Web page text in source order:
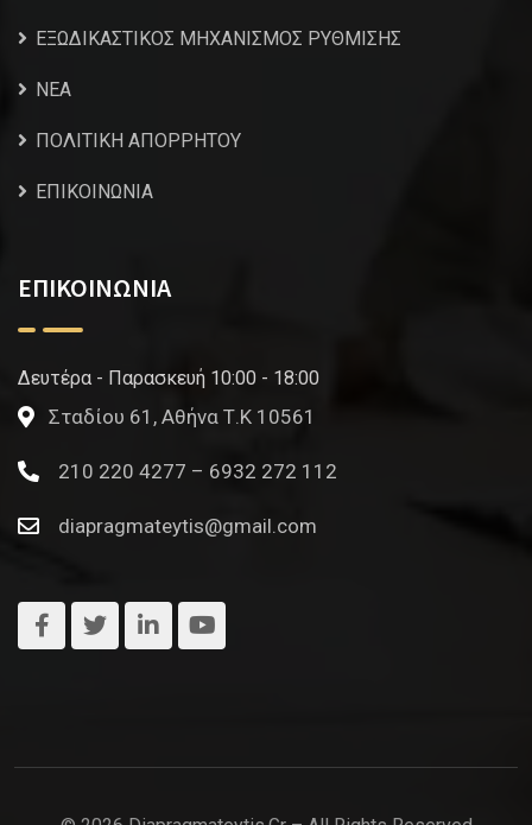
ΕΞΩΔΙΚΑΣΤΙΚΟΣ ΜΗΧΑΝΙΣΜΟΣ ΡΥΘΜΙΣΗΣ
NEA
ΠΟΛΙΤΙΚΗ ΑΠΟΡΡΗΤΟΥ
ΕΠΙΚΟΙΝΩΝΙΑ
ΕΠΙΚΟΙΝΩΝΙΑ
Δευτέρα - Παρασκευή 10:00 - 18:00
Σταδίου 61, Αθήνα Τ.Κ 10561
210 220 4277 – 6932 272 112
diapragmateytis@gmail.com